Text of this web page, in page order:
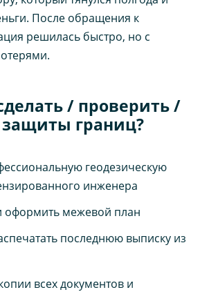
После обращения к
решилась быстро, но с
/ проверить /
защиты границ?
геодезическую
инженера
оформить межевой план
последнюю выписку из
всех документов и